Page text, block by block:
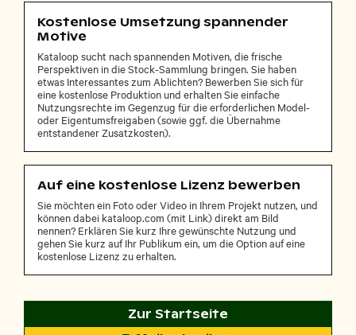
Kostenlose Umsetzung spannender
Motive
Kataloop sucht nach spannenden Motiven, die frische
Perspektiven in die Stock-Sammlung bringen. Sie haben
etwas Interessantes zum Ablichten? Bewerben Sie sich für
eine kostenlose Produktion und erhalten Sie einfache
Nutzungsrechte im Gegenzug für die erforderlichen Model-
oder Eigentumsfreigaben (sowie ggf. die Übernahme
entstandener Zusatzkosten).
Auf eine kostenlose Lizenz bewerben
Sie möchten ein Foto oder Video in Ihrem Projekt nutzen, und
können dabei kataloop.com (mit Link) direkt am Bild
nennen? Erklären Sie kurz Ihre gewünschte Nutzung und
gehen Sie kurz auf Ihr Publikum ein, um die Option auf eine
kostenlose Lizenz zu erhalten.
Zur Startseite